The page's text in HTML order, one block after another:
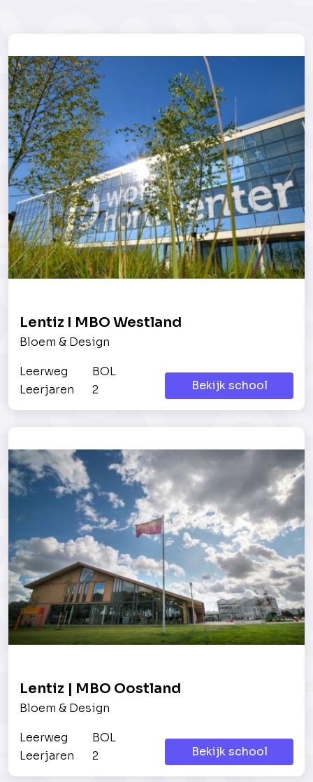
Lentiz I MBO Westland
Bloem & Design
Leerweg
BOL
Leerjaren
2 Bekijk school
Lentiz | MBO Oostland
Bloem & Design
Leerweg
BOL
Leerjaren
2 Bekijk school